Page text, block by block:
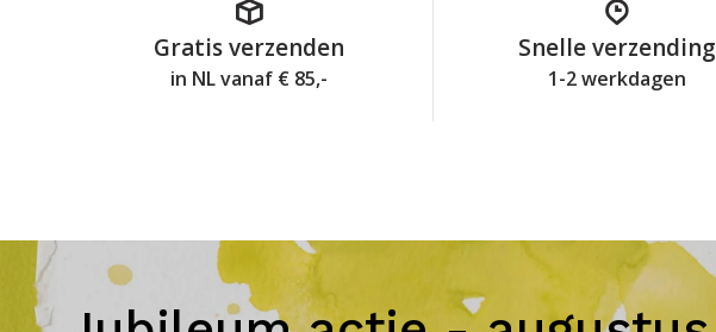
Gratis verzenden
in NL vanaf € 85,-
Snelle verzending
1-2 werkdagen